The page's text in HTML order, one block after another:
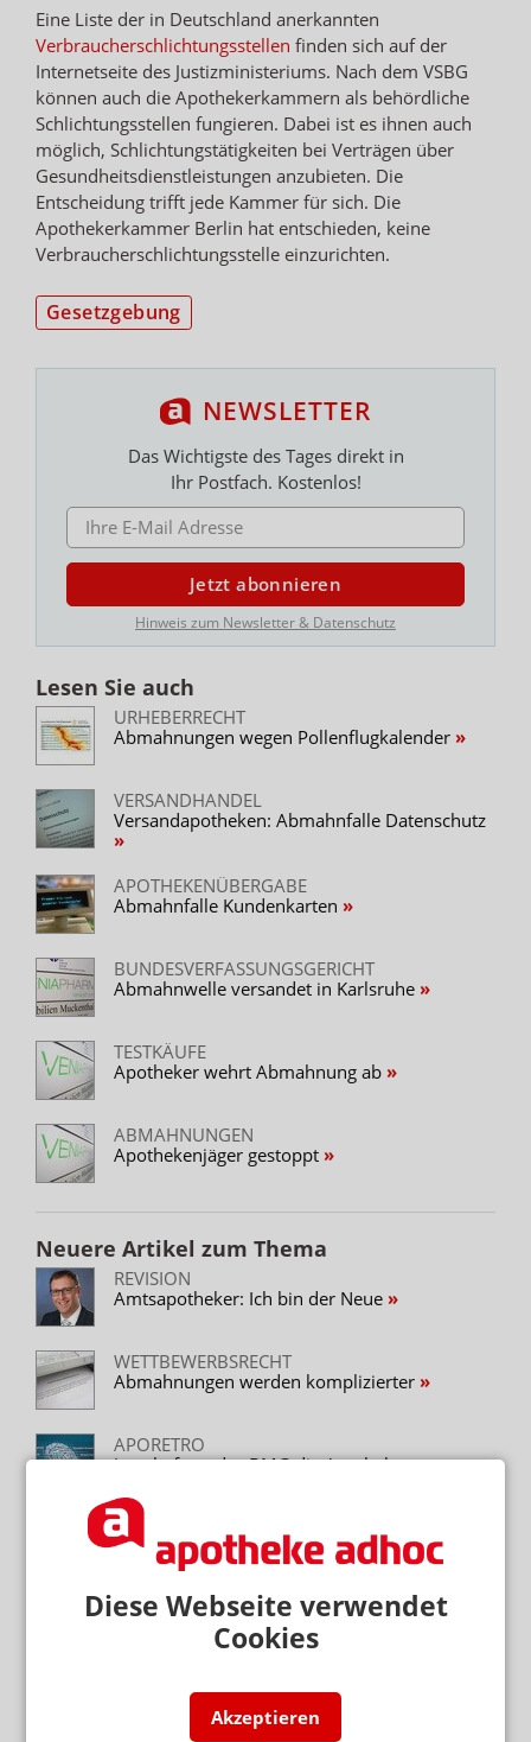
Diese Webseite verwendet
Cookies
Akzeptieren
Eine Liste der in Deutschland anerkannten
Verbraucherschlichtungsstellen finden sich auf der
Internetseite des Justizministeriums. Nach dem VSBG
können auch die Apothekerkammern als behördliche
Schlichtungsstellen fungieren. Dabei ist es ihnen auch
möglich, Schlichtungstätigkeiten bei Verträgen über
Gesundheitsdienstleistungen anzubieten. Die
Entscheidung trifft jede Kammer für sich. Die
Apothekerkammer Berlin hat entschieden, keine
Verbraucherschlichtungsstelle einzurichten.
Gesetzgebung
NEWSLETTER
Das Wichtigste des Tages direkt in
Ihr Postfach. Kostenlos!
E-MAIL ADRESSE
Jetzt abonnieren
Hinweis zum Newsletter & Datenschutz
Lesen Sie auch
URHEBERRECHT
Abmahnungen wegen Pollenflugkalender
VERSANDHANDEL
Versandapotheken: Abmahnfalle Datenschutz
APOTHEKENÜBERGABE
Abmahnfalle Kundenkarten
BUNDESVERFASSUNGSGERICHT
Abmahnwelle versandet in Karlsruhe
TESTKÄUFE
Apotheker wehrt Abmahnung ab
ABMAHNUNGEN
Apothekenjäger gestoppt
Neuere Artikel zum Thema
REVISION
Amtsapotheker: Ich bin der Neue
WETTBEWERBSRECHT
Abmahnungen werden komplizierter
APORETRO
Jetzt befragt das BMG die Apotheken
WEGEN GKV-SPARPAKET
Zuzahlung: Neuer Abda-Handzettel
STREICHUNG VON ZUSCHLÄGEN
GKV-Sparpaket: Deutliche Honorareinbußen bei Ärzten